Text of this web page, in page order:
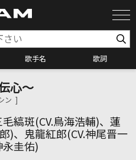
歌手名 歌詞
ケ検索
店舗検索
心～
ン ]
縞斑(CV.鳥海浩輔)、蓮
)、鬼龍紅郎(CV.神尾晋一
永圭佑)